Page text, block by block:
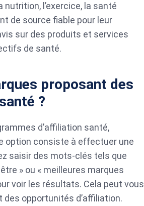
l’exercice, la santé
de source fiable pour leur
sur des produits et services
de santé.
proposant des
?
d’affiliation santé,
option consiste à effectuer une
saisir des mots-clés tels que
» ou « meilleures marques
voir les résultats. Cela peut vous
opportunités d’affiliation.